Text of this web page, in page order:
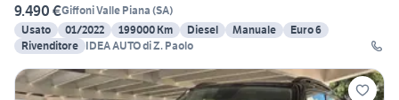
9.490 €Giffoni Valle Piana (SA)
Usato
01/2022 199000 Km Diesel Manuale
Euro 6
Rivenditore
IDEA AUTO di Z. Paolo